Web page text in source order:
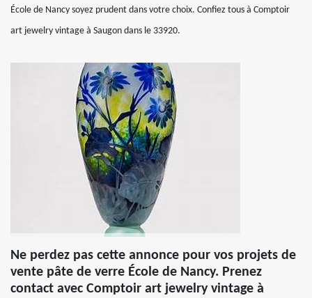
École de Nancy soyez prudent dans votre choix. Confiez tous à Comptoir
art jewelry vintage à Saugon dans le 33920.
Ne perdez pas cette annonce pour vos projets de
vente pâte de verre École de Nancy. Prenez
contact avec Comptoir art jewelry vintage à